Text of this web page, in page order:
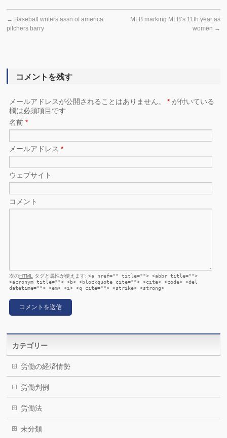
← Baseball writers assn of america
pitchers barry
MLB marking MLB’s 11th year as
women →
コメントを残す
メールアドレスが公開されることはありません。* が付いている
欄は必須項目です
名前*
メールアドレス*
ウェブサイト
コメント
次のHTML タグと属性が使えます:<a href="" title=""> <abbr title="">
<acronym title=""> <b> <blockquote cite=""> <cite> <code> <del
datetime=""> <em> <i> <q cite=""> <strike> <strong>
カテゴリー
労働の経済情勢
労働判例
労働法
未分類